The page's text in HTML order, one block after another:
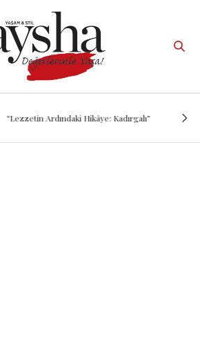
Ardındaki Hikâye: Kadırgalı”